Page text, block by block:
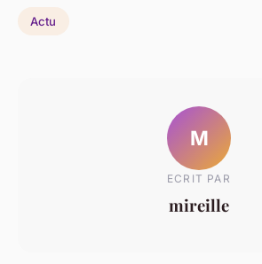
Actu
M
ECRIT PAR
mireille